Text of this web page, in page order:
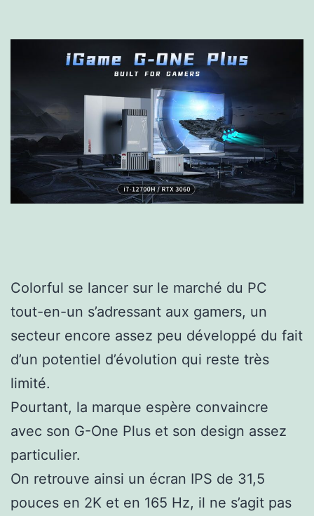
Colorful se lancer sur le marché du PC
tout-en-un s’adressant aux gamers, un
secteur encore assez peu développé du fait
d’un potentiel d’évolution qui reste très
limité.
Pourtant, la marque espère convaincre
avec son G-One Plus et son design assez
particulier.
On retrouve ainsi un écran IPS de 31,5
pouces en 2K et en 165 Hz, il ne s’agit pas